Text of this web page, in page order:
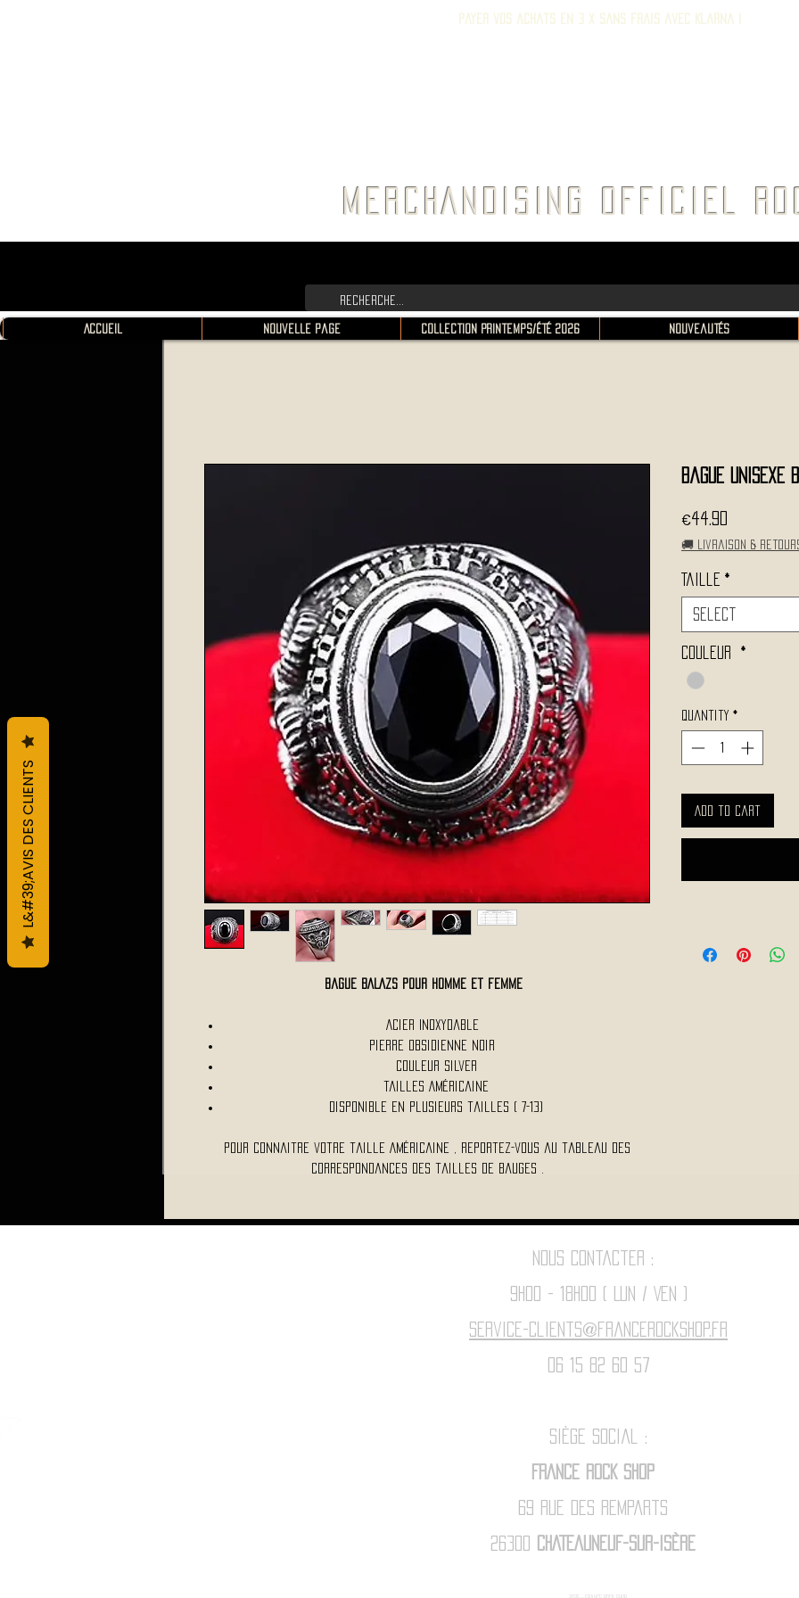
Payer vos achats en 3 x sans frais avec Klarna !
MERCHANDISING OFFICIEL
Accueil Nouvelle page Collection Printemps/Été 2026 Nouveautés
Bague BALAZS pour homme et femme
Acier Inoxydable
Pierre Obsidienne noir
Couleur Silver
Tailles Américaine
Disponible en plusieurs tailles ( 7-13)
Pour connaitre votre taille Américaine , reportez-vous au tableau des
correspondances des tailles de bauges .
Bague Unisexe
€44.90
🚚 Livraison &
Taille *
Select
Couleur *
Quantity *
Add to Cart
Nous contacter :
9h00 - 18H00 ( Lun / Ven )
Service-clients@francerockshop.fr
06 15 82 60 57
Siège Social :
FRANCE ROCK SHOP
69 Rue des Remparts
26300 CHATEAUNEUF-SUR-ISÈRE
L&#39;AVIS DES CLIENTS